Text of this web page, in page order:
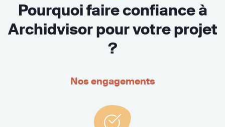
Pourquoi faire confiance à
Archidvisor pour votre projet
?
Nos engagements